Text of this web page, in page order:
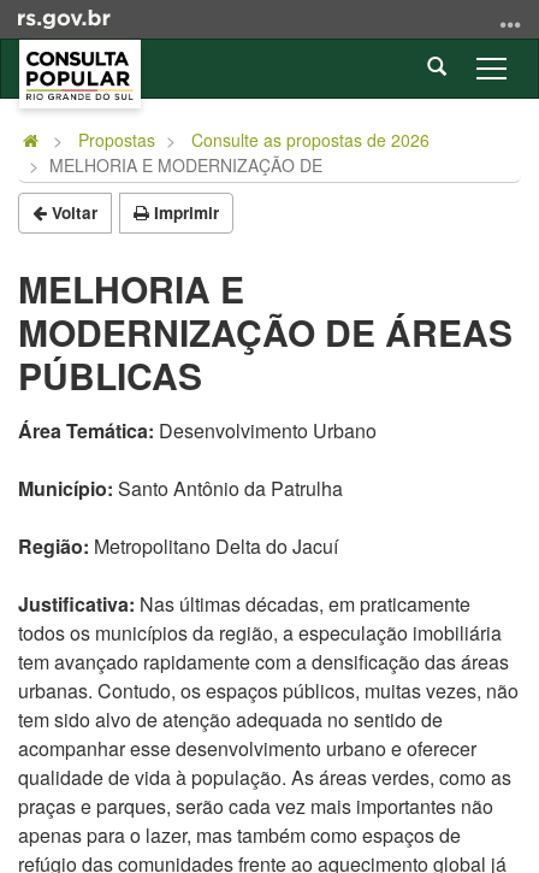
para
conteúdo
para
menu
para
busca
a
Abrir
a
Início
conteúdo
Propostas
Consulte as propostas de 2026
MELHORIA E MODERNIZAÇÃO DE
Voltar Imprimir
MELHORIA E
MODERNIZAÇÃO DE ÁREAS
PÚBLICAS
Área Temática: Desenvolvimento Urbano
Município: Santo Antônio da Patrulha
Região: Metropolitano Delta do Jacuí
Justificativa: Nas últimas décadas, em praticamente
todos os municípios da região, a especulação imobiliária
tem avançado rapidamente com a densificação das áreas
urbanas. Contudo, os espaços públicos, muitas vezes, não
tem sido alvo de atenção adequada no sentido de
acompanhar esse desenvolvimento urbano e oferecer
qualidade de vida à população. As áreas verdes, como as
praças e parques, serão cada vez mais importantes não
apenas para o lazer, mas também como espaços de
refúgio das comunidades frente ao aquecimento global já